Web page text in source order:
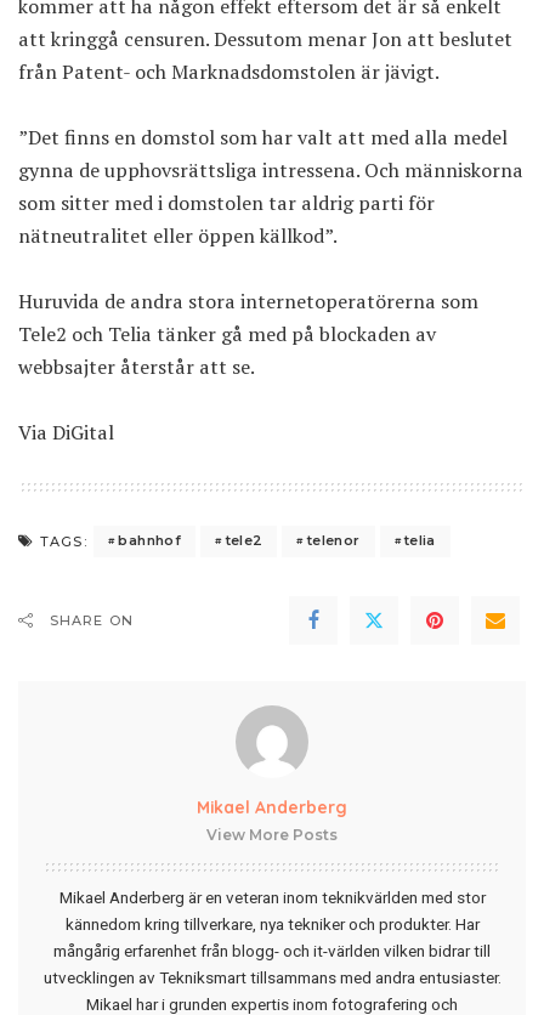
kommer att ha någon effekt eftersom det är så enkelt
att kringgå censuren. Dessutom menar Jon att beslutet
från Patent- och Marknadsdomstolen är jävigt.
”Det finns en domstol som har valt att med alla medel
gynna de upphovsrättsliga intressena. Och människorna
som sitter med i domstolen tar aldrig parti för
nätneutralitet eller öppen källkod”.
Huruvida de andra stora internetoperatörerna som
Tele2 och Telia tänker gå med på blockaden av
webbsajter återstår att se.
Via DiGital
TAGS: bahnhof tele2 telenor telia
SHARE ON
Mikael Anderberg
View More Posts
Mikael Anderberg är en veteran inom teknikvärlden med stor
kännedom kring tillverkare, nya tekniker och produkter. Har
mångårig erfarenhet från blogg- och it-världen vilken bidrar till
utvecklingen av Tekniksmart tillsammans med andra entusiaster.
Mikael har i grunden expertis inom fotografering och